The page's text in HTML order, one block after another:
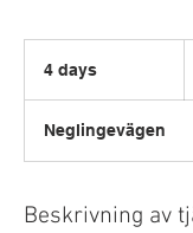
4 days
y
s
Neglingevägen
Beskrivning av